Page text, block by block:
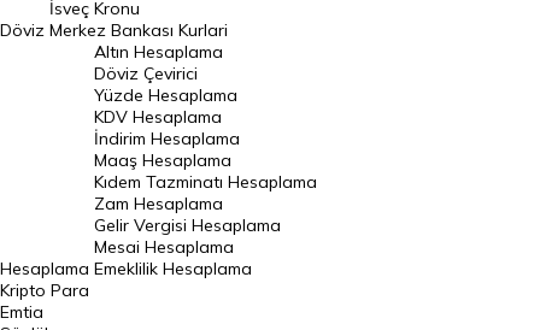
Norveç Kronu Kuru
İsveç Kronu Kuru
Japon Yeni Kuru
Serbest Piyasa Döviz Kurları
Merkez Bankası Döviz Kurları
Altın Fiyatları
Gram Altın Fiyatı
Döviz
İsveç Kronu
Merkez Bankası Kurlari
Hesaplama
Altın Hesaplama
Döviz Çevirici
Yüzde Hesaplama
KDV Hesaplama
İndirim Hesaplama
Maaş Hesaplama
Kıdem Tazminatı Hesaplama
Zam Hesaplama
Gelir Vergisi Hesaplama
Mesai Hesaplama
Emeklilik Hesaplama
Kripto Para
Emtia